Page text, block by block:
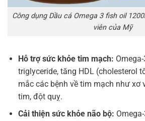
Công dụng Dầu cá Omega 3 fish oil
viên của Mỹ
Hỗ trợ sức khỏe tim mạch:
triglyceride, tăng HDL (cholesterol
mắc các bệnh về tim mạch như xơ
tim, đột quỵ.
Cải thiện sức khỏe não bộ: